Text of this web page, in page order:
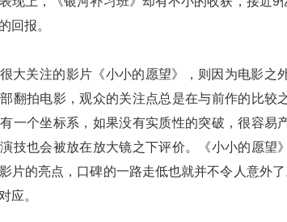
回报。
大关注的影片《小小的愿望》，则因为电影之
翻拍电影，观众的关注点总是在与前作的比较
一个坐标系，如果没有实质性的突破，很容易
技也会被放在放大镜之下评价。《小小的愿望
片的亮点，口碑的一路走低也就并不令人意外
应。